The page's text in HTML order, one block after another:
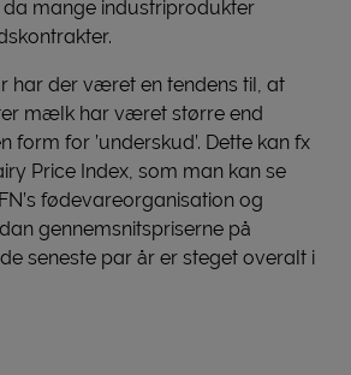
da mange industriprodukter
har der været en tendens til, at
mælk har været større end
form for ’underskud’. Dette kan fx
Price Index, som man kan se
fødevareorganisation og
gennemsnitspriserne på
seneste par år er steget overalt i